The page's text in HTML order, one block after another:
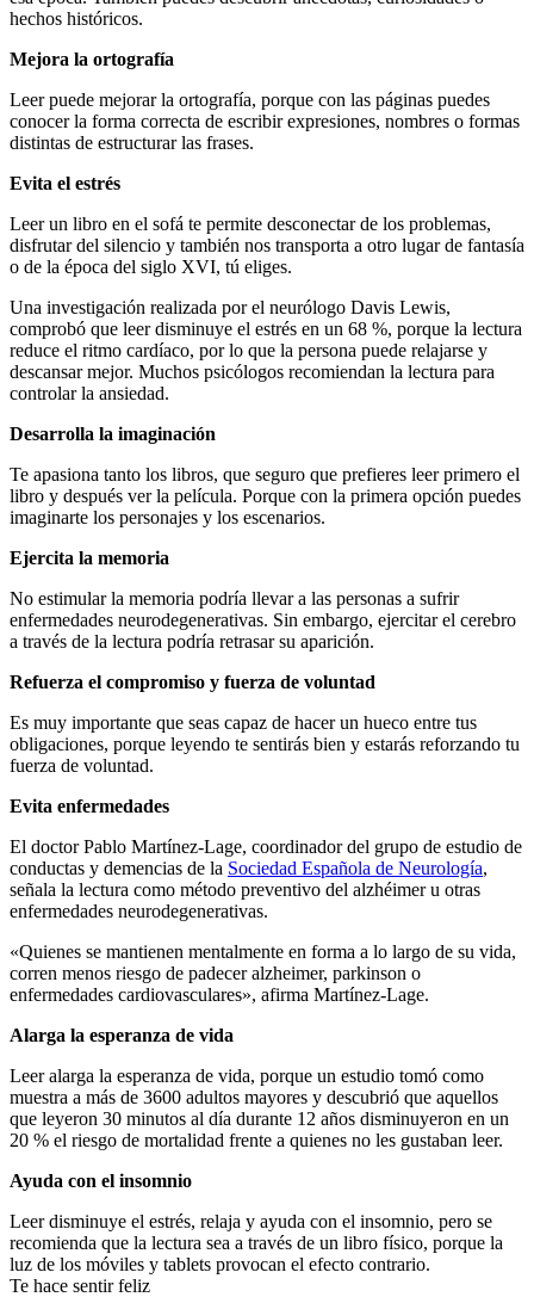
hechos históricos.
Mejora la ortografía
Leer puede mejorar la ortografía, porque con las páginas puedes
conocer la forma correcta de escribir expresiones, nombres o formas
distintas de estructurar las frases.
Evita el estrés
Leer un libro en el sofá te permite desconectar de los problemas,
disfrutar del silencio y también nos transporta a otro lugar de fantasía
o de la época del siglo XVI, tú eliges.
Una investigación realizada por el neurólogo Davis Lewis,
comprobó que leer disminuye el estrés en un 68 %, porque la lectura
reduce el ritmo cardíaco, por lo que la persona puede relajarse y
descansar mejor. Muchos psicólogos recomiendan la lectura para
controlar la ansiedad.
Desarrolla la imaginación
Te apasiona tanto los libros, que seguro que prefieres leer primero el
libro y después ver la película. Porque con la primera opción puedes
imaginarte los personajes y los escenarios.
Ejercita la memoria
No estimular la memoria podría llevar a las personas a sufrir
enfermedades neurodegenerativas. Sin embargo, ejercitar el cerebro
a través de la lectura podría retrasar su aparición.
Refuerza el compromiso y fuerza de voluntad
Es muy importante que seas capaz de hacer un hueco entre tus
obligaciones, porque leyendo te sentirás bien y estarás reforzando tu
fuerza de voluntad.
Evita enfermedades
El doctor Pablo Martínez-Lage, coordinador del grupo de estudio de
conductas y demencias de la Sociedad Española de Neurología,
señala la lectura como método preventivo del alzhéimer u otras
enfermedades neurodegenerativas.
«Quienes se mantienen mentalmente en forma a lo largo de su vida,
corren menos riesgo de padecer alzheimer, parkinson o
enfermedades cardiovasculares», afirma Martínez-Lage.
Alarga la esperanza de vida
Leer alarga la esperanza de vida, porque un estudio tomó como
muestra a más de 3600 adultos mayores y descubrió que aquellos
que leyeron 30 minutos al día durante 12 años disminuyeron en un
20 % el riesgo de mortalidad frente a quienes no les gustaban leer.
Ayuda con el insomnio
Leer disminuye el estrés, relaja y ayuda con el insomnio, pero se
recomienda que la lectura sea a través de un libro físico, porque la
luz de los móviles y tablets provocan el efecto contrario.
Te hace sentir feliz